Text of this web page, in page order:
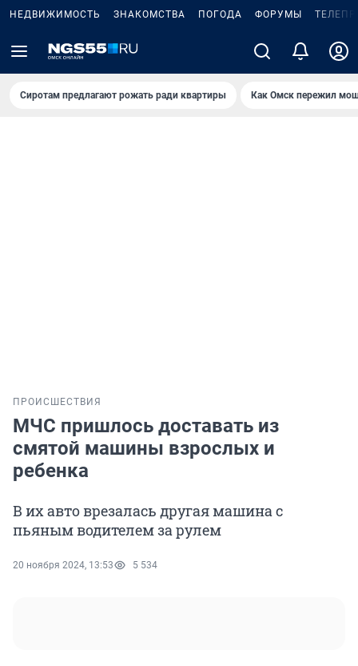
НЕДВИЖИМОСТЬ ЗНАКОМСТВА ПОГОДА ФОРУМЫ
Сиротам предлагают рожать ради квартиры Как Омск пережил
ПРОИСШЕСТВИЯ
МЧС пришлось доставать из
смятой машины взрослых и
ребенка
В их авто врезалась другая машина с
пьяным водителем за рулем
20 ноября 2024, 13:53 5 534